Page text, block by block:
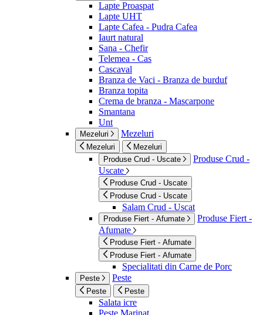
Lapte Proaspat
Lapte UHT
Lapte Cafea - Pudra Cafea
Iaurt natural
Sana - Chefir
Telemea - Cas
Cascaval
Branza de Vaci - Branza de burduf
Branza topita
Crema de branza - Mascarpone
Smantana
Unt
Mezeluri Mezeluri
Mezeluri
Mezeluri
Produse Crud - Uscate
Produse Crud -
Uscate
Produse Crud - Uscate
Produse Crud - Uscate
Salam Crud - Uscat
Produse Fiert - Afumate
Produse Fiert -
Afumate
Produse Fiert - Afumate
Produse Fiert - Afumate
Specialitati din Carne de Porc
Peste Peste
Peste Peste
Salata icre